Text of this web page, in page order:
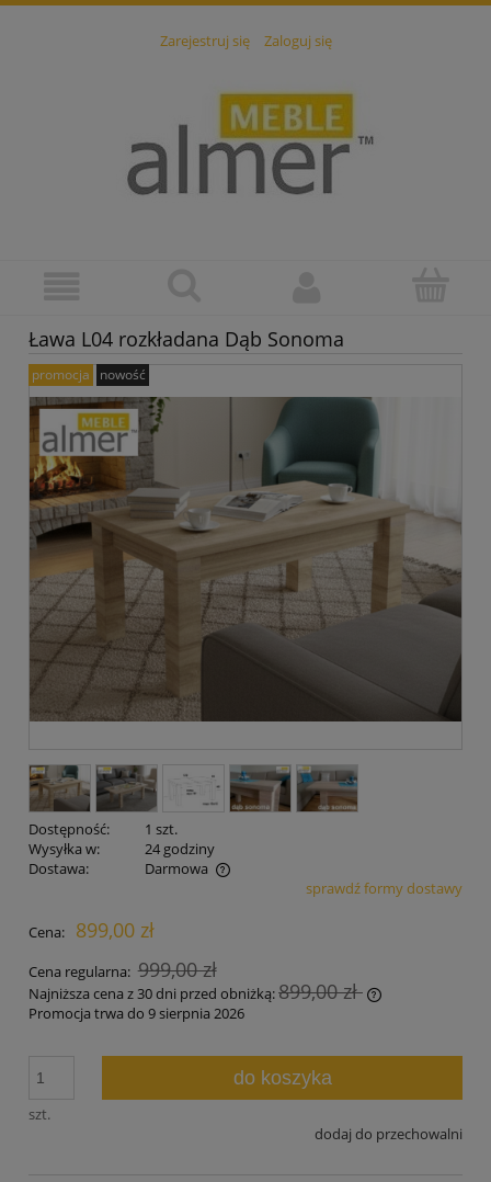
Zarejestruj się Zaloguj się
Ława L04 rozkładana Dąb Sonoma
promocja nowość
Dostępność:
1 szt.
Wysyłka w:
24 godziny
Dostawa:
Darmowa
Cena nie zawiera ewentualnych kosztów płatnościsprawdź formy dostawy
Cena: 899,00 zł
Cena regularna: 999,00 zł
Najniższa cena z 30 dni przed obniżką:899,00 zł
momentu,
Promocja trwa do 9 sierpnia 2026
szt.
do koszyka
dodaj do przechowalni